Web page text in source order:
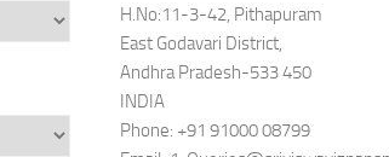
H.No:11-3-42, Pithapuram
East Godavari District,
Andhra Pradesh-533 450
INDIA
Phone: +91 91000 08799